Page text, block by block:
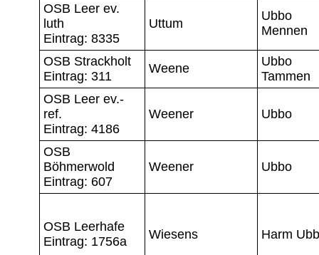
OSB Leer ev.
luth
Eintrag: 8335
Uttum
Ubbo
Mennen
OSB Strackholt
Eintrag: 311
Weene
Ubbo
Tammen
OSB Leer ev.-
ref.
Eintrag: 4186
Weener Ubbo
OSB
Böhmerwold
Eintrag: 607
Weener Ubbo
OSB Leerhafe
Eintrag: 1756a
Wiesens Harm